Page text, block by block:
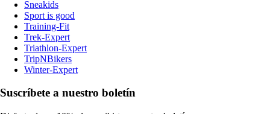
Sneakids
Sport is good
Training-Fit
Trek-Expert
Triathlon-Expert
TripNBikers
Winter-Expert
Suscríbete a nuestro boletín